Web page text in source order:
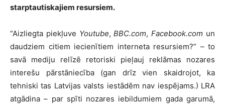
starptautiskajiem resursiem.
“Aizliegta piekļuve Youtube,BBC.com,Facebook.com un
daudziem citiem iecienītiem interneta resursiem?” – to
savā mediju relīzē retoriski pieļauj reklāmas nozares
interešu pārstāniecība (gan drīz vien skaidrojot, ka
tehniski tas Latvijas valsts iestādēm nav iespējams.) LRA
atgādina – par spīti nozares iebildumiem gada garumā,